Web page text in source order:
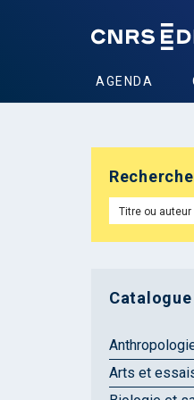
AGENDA
Catalogue
Arts et